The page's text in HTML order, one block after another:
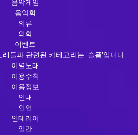
음악회
의류
의학
이벤트
들과 관련된 카테고리는 '슬픔'입니다
이별노래
이용수칙
이용정보
인내
인연
인테리어
일간